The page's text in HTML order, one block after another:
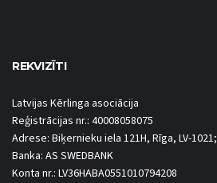
REKVIZĪTI
Latvijas Kērlinga asociācija
Reģistrācijas nr.: 40008058075
Adrese: Biķernieku iela 121H, Rīga, LV-1021;
Banka: AS SWEDBANK
Konta nr.: LV36HABA0551010794208